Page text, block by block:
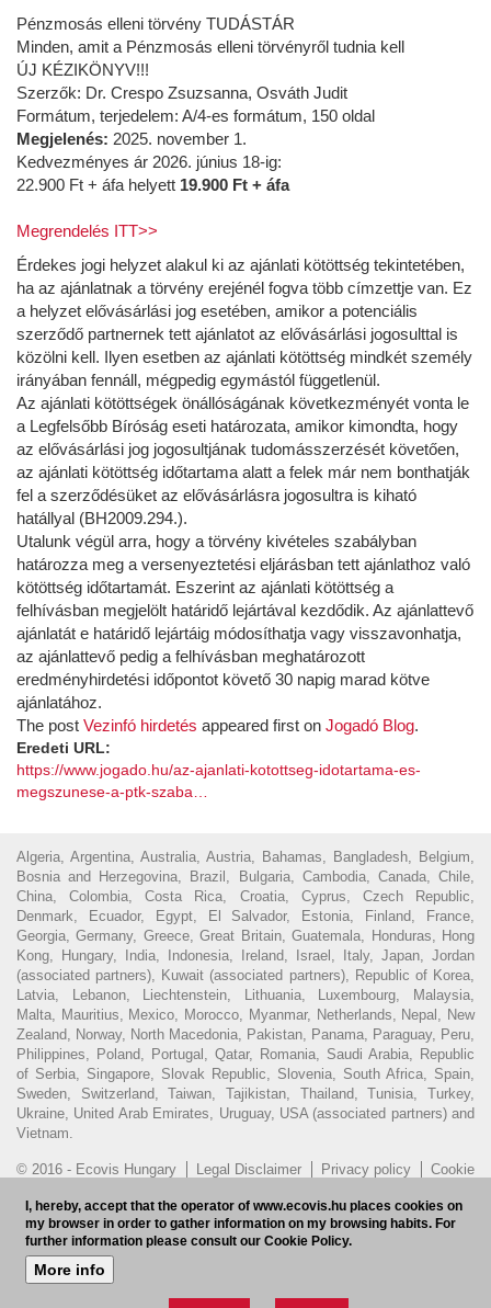
Pénzmosás elleni törvény TUDÁSTÁR
Minden, amit a Pénzmosás elleni törvényről tudnia kell
ÚJ KÉZIKÖNYV!!!
Szerzők: Dr. Crespo Zsuzsanna, Osváth Judit
Formátum, terjedelem: A/4-es formátum, 150 oldal
Megjelenés: 2025. november 1.
Kedvezményes ár 2026. június 18-ig:
22.900 Ft + áfa helyett 19.900 Ft + áfa
Megrendelés ITT>>
Érdekes jogi helyzet alakul ki az ajánlati kötöttség tekintetében,
ha az ajánlatnak a törvény erejénél fogva több címzettje van. Ez
a helyzet elővásárlási jog esetében, amikor a potenciális
szerződő partnernek tett ajánlatot az elővásárlási jogosulttal is
közölni kell. Ilyen esetben az ajánlati kötöttség mindkét személy
irányában fennáll, mégpedig egymástól függetlenül.
Az ajánlati kötöttségek önállóságának következményét vonta le
a Legfelsőbb Bíróság eseti határozata, amikor kimondta, hogy
az elővásárlási jog jogosultjának tudomásszerzését követően,
az ajánlati kötöttség időtartama alatt a felek már nem bonthatják
fel a szerződésüket az elővásárlásra jogosultra is kiható
hatállyal (BH2009.294.).
Utalunk végül arra, hogy a törvény kivételes szabályban
határozza meg a versenyeztetési eljárásban tett ajánlathoz való
kötöttség időtartamát. Eszerint az ajánlati kötöttség a
felhívásban megjelölt határidő lejártával kezdődik. Az ajánlattevő
ajánlatát e határidő lejártáig módosíthatja vagy visszavonhatja,
az ajánlattevő pedig a felhívásban meghatározott
eredményhirdetési időpontot követő 30 napig marad kötve
ajánlatához.
The post Vezinfó hirdetés appeared first on Jogadó Blog.
Eredeti URL:
https://www.jogado.hu/az-ajanlati-kotottseg-idotartama-es-
megszunese-a-ptk-szaba…
Algeria, Argentina, Australia, Austria, Bahamas, Bangladesh, Belgium,
Bosnia and Herzegovina, Brazil, Bulgaria, Cambodia, Canada, Chile,
China, Colombia, Costa Rica, Croatia, Cyprus, Czech Republic,
Denmark, Ecuador, Egypt, El Salvador, Estonia, Finland, France,
Georgia, Germany, Greece, Great Britain, Guatemala, Honduras, Hong
Kong, Hungary, India, Indonesia, Ireland, Israel, Italy, Japan, Jordan
(associated partners), Kuwait (associated partners), Republic of Korea,
Latvia, Lebanon, Liechtenstein, Lithuania, Luxembourg, Malaysia,
Malta, Mauritius, Mexico, Morocco, Myanmar, Netherlands, Nepal, New
Zealand, Norway, North Macedonia, Pakistan, Panama, Paraguay, Peru,
Philippines, Poland, Portugal, Qatar, Romania, Saudi Arabia, Republic
of Serbia, Singapore, Slovak Republic, Slovenia, South Africa, Spain,
Sweden, Switzerland, Taiwan, Tajikistan, Thailand, Tunisia, Turkey,
Ukraine, United Arab Emirates, Uruguay, USA (associated partners) and
Vietnam.
© 2016 - Ecovis Hungary Legal Disclaimer Privacy policy
Cookie
Subscribe to our newsletter HU
I, hereby, accept that the operator of www.ecovis.hu places cookies on
my browser in order to gather information on my browsing habits. For
further information please consult our Cookie Policy.
More info